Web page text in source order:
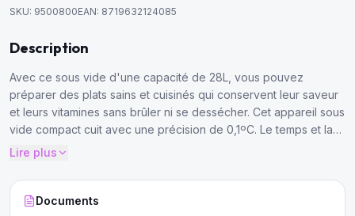
SKU: 9500800EAN: 8719632124085
Description
Avec ce sous vide d'une capacité de 28L, vous pouvez
préparer des plats sains et cuisinés qui conservent leur saveur
et leurs vitamines sans brûler ni se dessécher. Cet appareil sous
vide compact cuit avec une précision de 0,1ºC. Le temps et la
température peuvent être réglés comme vous le souhaitez.
Lire plus
Documents